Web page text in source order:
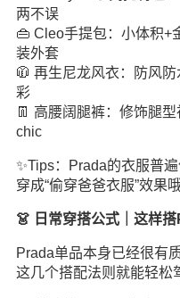
两不误
👜 Cleo手提包：小体积+
装外套
🧥 再生尼龙风衣：防风
彩
👖 高腰阔腿裤：修饰腿
chic
✨Tips：Prada的衣服普
穿成“偷穿爸爸衣服”效果
👗 日常穿搭公式｜这样
Prada单品本身已经很有
这几个搭配法则就能轻松